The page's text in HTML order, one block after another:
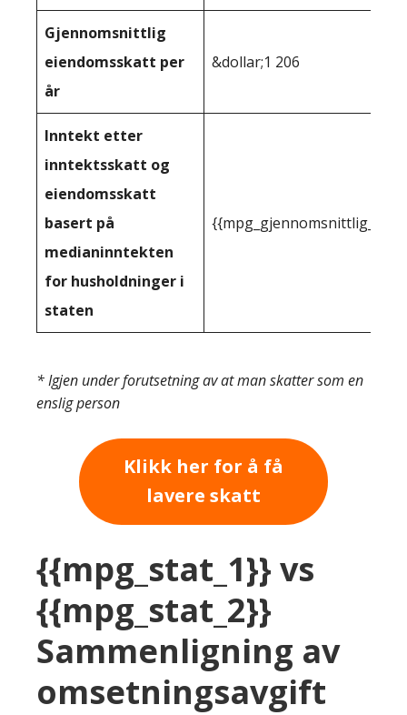
Gjennomsnittlig
eiendomsskatt per
år
&dollar;1 206
Inntekt etter
inntektsskatt og
eiendomsskatt
basert på
medianinntekten
for husholdninger i
staten
* Igjen under forutsetning av at man skatter som en
enslig person
Klikk her for å få
lavere skatt
{{mpg_stat_1}} vs
{{mpg_stat_2}}
Sammenligning av
omsetningsavgift